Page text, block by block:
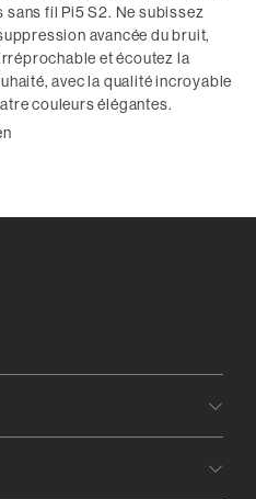
fil Pi5 S2. Ne subissez
avancée du bruit,
et écoutez la
avec la qualité incroyable
couleurs élégantes.